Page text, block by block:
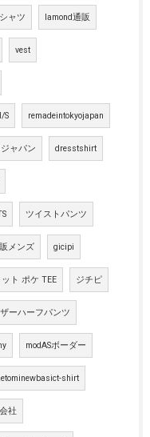
ャツ lamond通販
vest
S remadeintokyojapan
ャパン dresstshirt
ツイストパンツ
メンズ gicipi
ト ポケ TEE ジチピ
ーハーフパンツ
modASボーダー
shirt
社